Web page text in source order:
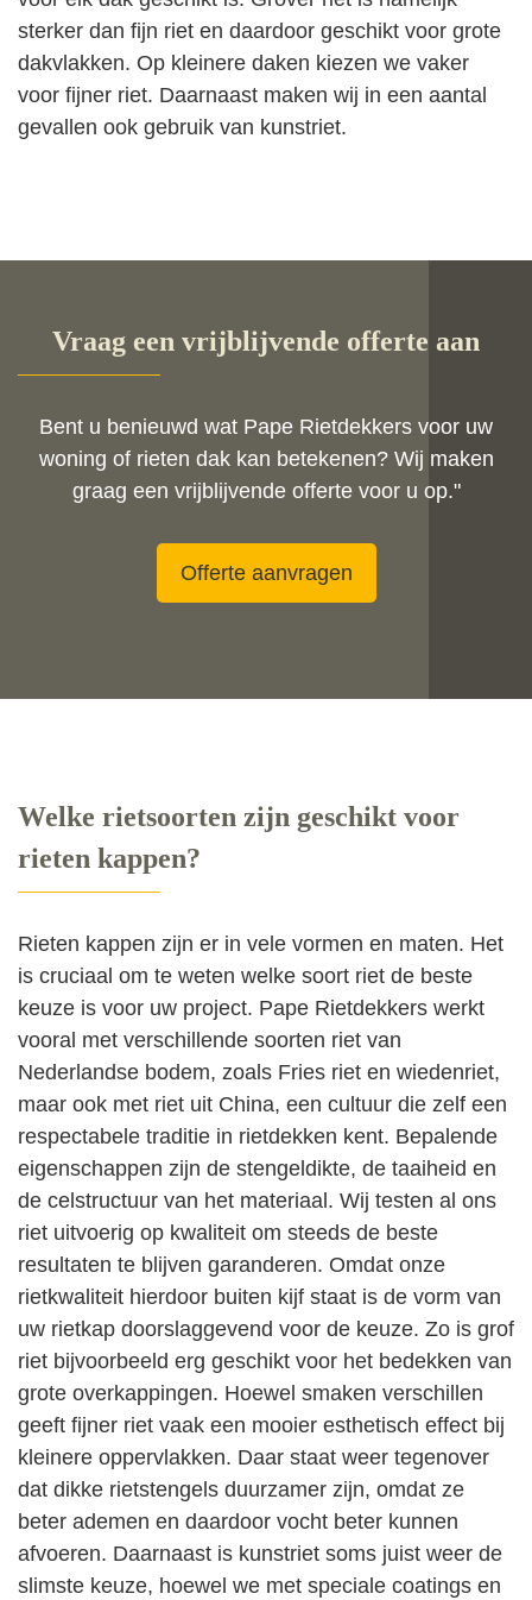
sterker dan fijn riet en daardoor geschikt voor grote
dakvlakken. Op kleinere daken kiezen we vaker
voor fijner riet. Daarnaast maken wij in een aantal
gevallen ook gebruik van kunstriet.
Vraag een vrijblijvende offerte aan
Bent u benieuwd wat Pape Rietdekkers voor uw
woning of rieten dak kan betekenen? Wij maken
graag een vrijblijvende offerte voor u op."
Offerte aanvragen
Welke rietsoorten zijn geschikt voor
rieten kappen?
Rieten kappen zijn er in vele vormen en maten. Het
is cruciaal om te weten welke soort riet de beste
keuze is voor uw project. Pape Rietdekkers werkt
vooral met verschillende soorten riet van
Nederlandse bodem, zoals Fries riet en wiedenriet,
maar ook met riet uit China, een cultuur die zelf een
respectabele traditie in rietdekken kent. Bepalende
eigenschappen zijn de stengeldikte, de taaiheid en
de celstructuur van het materiaal. Wij testen al ons
riet uitvoerig op kwaliteit om steeds de beste
resultaten te blijven garanderen. Omdat onze
rietkwaliteit hierdoor buiten kijf staat is de vorm van
uw rietkap doorslaggevend voor de keuze. Zo is grof
riet bijvoorbeeld erg geschikt voor het bedekken van
grote overkappingen. Hoewel smaken verschillen
geeft fijner riet vaak een mooier esthetisch effect bij
kleinere oppervlakken. Daar staat weer tegenover
dat dikke rietstengels duurzamer zijn, omdat ze
beter ademen en daardoor vocht beter kunnen
afvoeren. Daarnaast is kunstriet soms juist weer de
slimste keuze, hoewel we met speciale coatings en